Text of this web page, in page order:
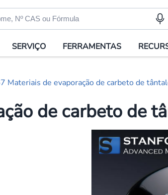
SERVIÇO FERRAMENTAS
Materiais de evaporação de carbeto de
de carbeto de